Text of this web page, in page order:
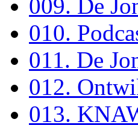
009. De
010.
011. De
012.
013.